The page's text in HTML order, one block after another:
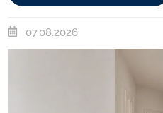
07.08.2026